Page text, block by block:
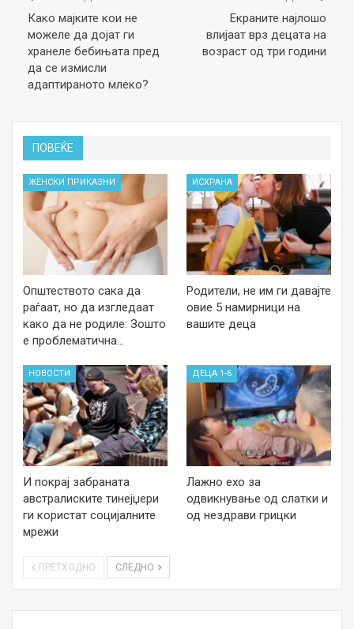
Како мајките кои не
можеле да дојат ги
хранеле бебињата пред
да се измисли
адаптираното млеко?
Екраните најлошo
влијаат врз децата на
возраст од три години
ПОВЕЌЕ
ЖЕНСКИ ПРИКАЗНИ
Општеството сака да
раѓаат, но да изгледаат
како да не родиле: Зошто
е проблематична…
ИСХРАНА
Родители, не им ги давајте
овие 5 намирници на
вашите деца
НОВОСТИ
И покрај забраната
австралиските тинејџери
ги користат социјалните
мрежи
ДЕЦА 1-6
Лажно ехо за
одвикнување од слатки и
од нездрави грицки
ПРЕТХОДНО СЛЕДНО